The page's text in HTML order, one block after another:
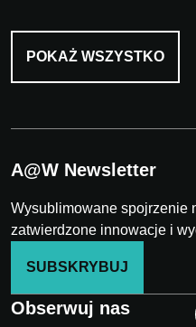
POKAŻ WSZYSTKO
A@W Newsletter
Wysublimowane spojrzenie
zatwierdzone innowacje i
SUBSKRYBUJ
Obserwuj nas